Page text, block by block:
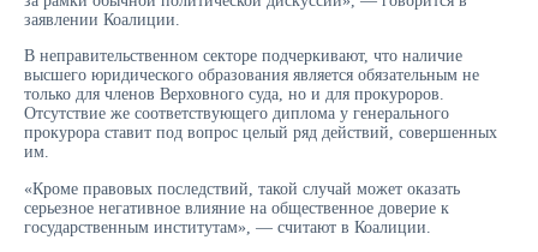
заявлении Коалиции.
В неправительственном секторе подчеркивают, что наличие
высшего юридического образования является обязательным не
только для членов Верховного суда, но и для прокуроров.
Отсутствие же соответствующего диплома у генерального
прокурора ставит под вопрос целый ряд действий, совершенных
им.
«Кроме правовых последствий, такой случай может оказать
серьезное негативное влияние на общественное доверие к
государственным институтам», — считают в Коалиции.